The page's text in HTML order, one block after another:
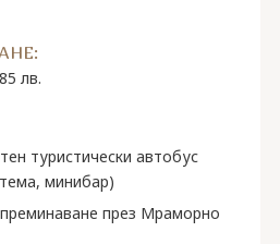
лв.
туристически автобус
минибар)
през Мраморно